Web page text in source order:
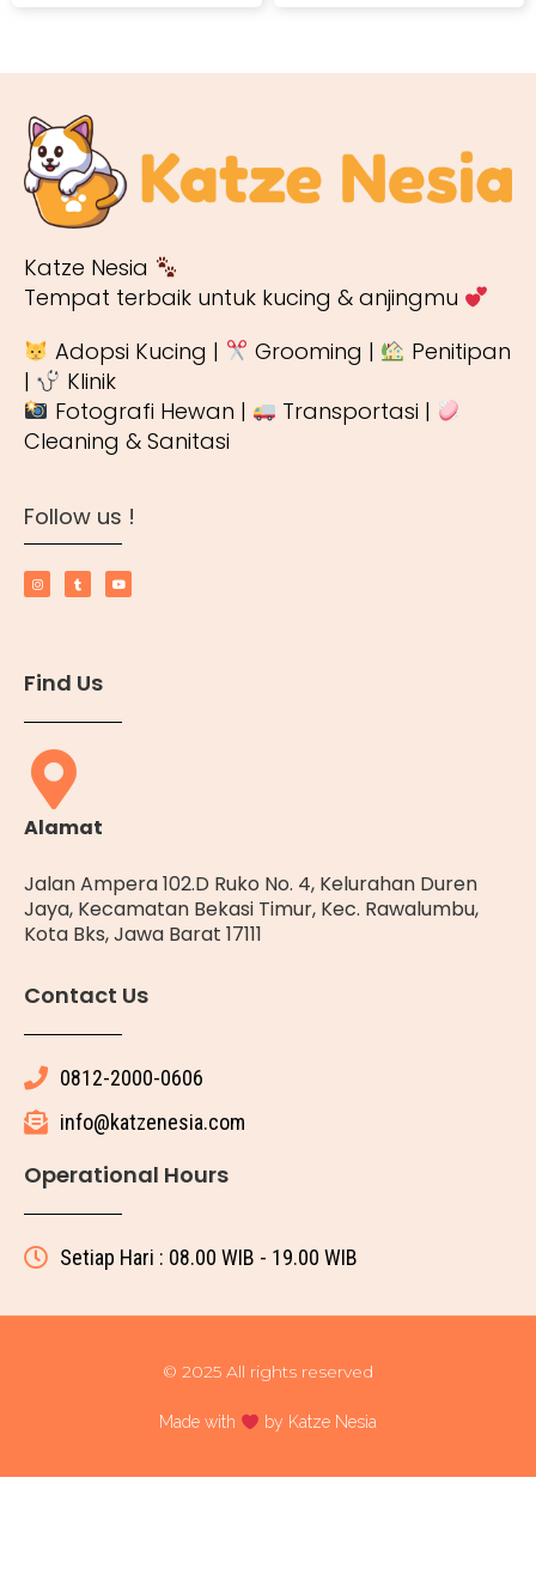
Katze Nesia
Tempat terbaik untuk kucing & anjingmu
Adopsi Kucing |
Grooming |
Penitipan
|
Klinik
Fotografi Hewan |
Transportasi |
Cleaning & Sanitasi
Follow us !
Find Us
Alamat
Jalan Ampera 102.D Ruko No. 4, Kelurahan Duren
Jaya, Kecamatan Bekasi Timur, Kec. Rawalumbu,
Kota Bks, Jawa Barat 17111
Contact Us
0812-2000-0606
info@katzenesia.com
Operational Hours
Setiap Hari : 08.00 WIB - 19.00 WIB
© 2025 All rights reserved
Made with by Katze Nesia